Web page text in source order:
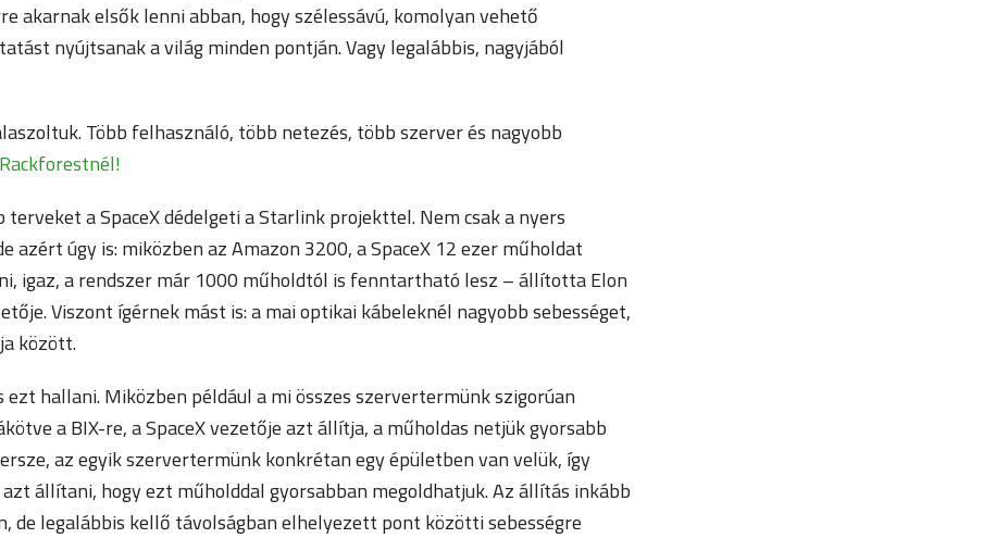
akarnak elsők lenni abban, hogy szélessávú, komolyan vehető
nyújtsanak a világ minden pontján. Vagy legalábbis, nagyjából
Több felhasználó, több netezés, több szerver és nagyobb
Rackforestnél!
terveket a SpaceX dédelgeti a Starlink projekttel. Nem csak a nyers
azért úgy is: miközben az Amazon 3200, a SpaceX 12 ezer műholdat
igaz, a rendszer már 1000 műholdtól is fenntartható lesz – állította Elon
Viszont ígérnek mást is: a mai optikai kábeleknél nagyobb sebességet,
között.
ezt hallani. Miközben például a mi összes szervertermünk szigorúan
a BIX-re, a SpaceX vezetője azt állítja, a műholdas netjük gyorsabb
az egyik szervertermünk konkrétan egy épületben van velük, így
állítani, hogy ezt műholddal gyorsabban megoldhatjuk. Az állítás inkább
de legalábbis kellő távolságban elhelyezett pont közötti sebességre